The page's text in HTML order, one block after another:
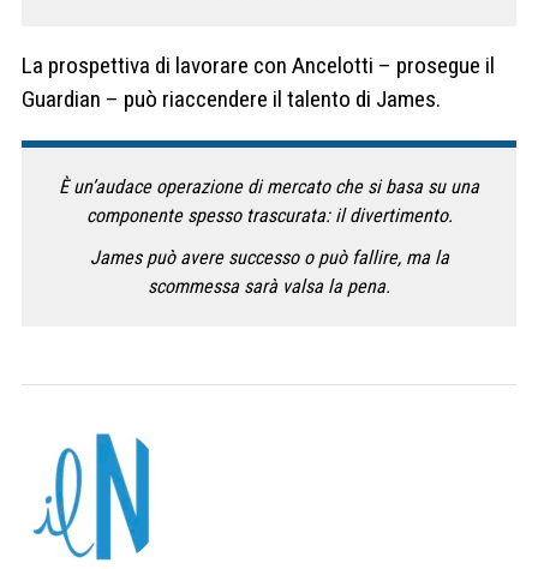
La prospettiva di lavorare con Ancelotti – prosegue il
Guardian – può riaccendere il talento di James.
È un’audace operazione di mercato che si basa su una
componente spesso trascurata: il divertimento.
James può avere successo o può fallire, ma la
scommessa sarà valsa la pena.